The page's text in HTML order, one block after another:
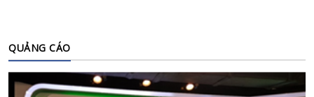
QUẢNG CÁO